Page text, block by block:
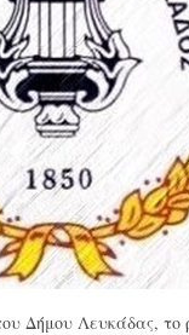
Δήμου Λευκάδας, το